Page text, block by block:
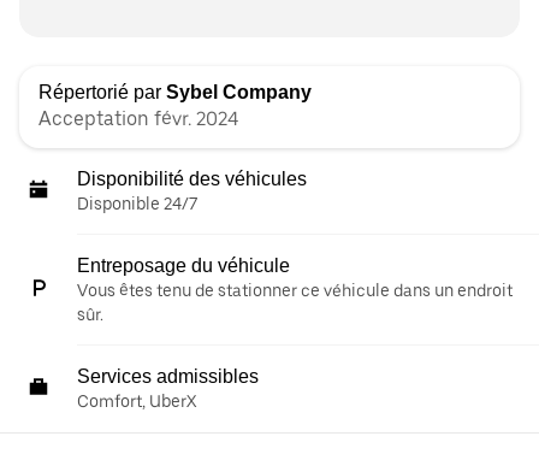
Répertorié par Sybel Company
Acceptation févr. 2024
Disponibilité des véhicules
Disponible 24/7
Entreposage du véhicule
Vous êtes tenu de stationner ce véhicule dans un endroit
sûr.
Services admissibles
Comfort, UberX